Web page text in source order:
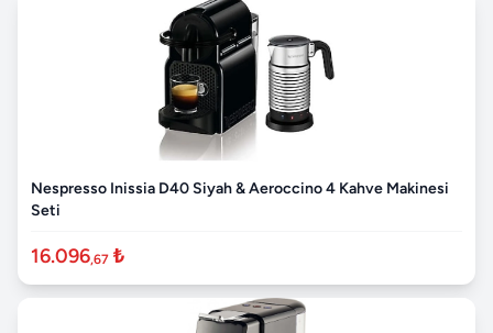
Nespresso Inissia D40 Siyah & Aeroccino 4 Kahve Makinesi
Seti
16.096,67 ₺